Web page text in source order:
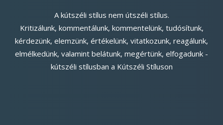
A kútszéli stílus nem útszéli stílus.
Kritizálunk, kommentálunk, kommentelünk, tudósítunk,
kérdezünk, elemzünk, értékelünk, vitatkozunk, reagálunk,
elmélkedünk, valamint belátunk, megértünk, elfogadunk -
kútszéli stílusban a Kútszéli Stíluson